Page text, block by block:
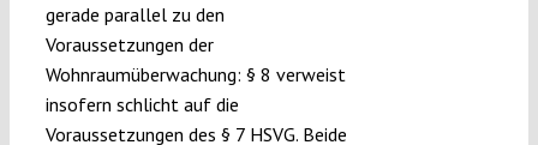
gerade parallel zu den
Voraussetzungen der
Wohnraumüberwachung: § 8 verweist
insofern schlicht auf die
Voraussetzungen des § 7 HSVG. Beide